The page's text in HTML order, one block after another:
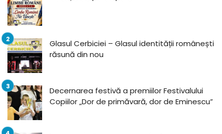
Glasul Cerbiciei – Glasul identității românești
răsună din nou
Decernarea festivă a premiilor Festivalului
Copiilor „Dor de primăvară, dor de Eminescu”